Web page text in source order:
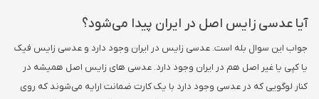
آیا عدسی زایس اصل در ایران پیدا می‌شود؟
جواب این سوال بله است. عدسی زایس در ایران وجود دارد و عدسی زایس فیک
یا کپی یا غیر اصل هم در ایران وجود دارد. عدسی های زایس اصل همیشه در
کنار لوگویی که در عدسی وجود دارد با یک کارت ضمانت ارایه می‌شوند که روی